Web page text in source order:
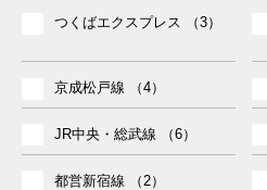
流山市（1）
つくばエクスプレス （3）
京成松戸線 （4）
JR中央・総武線 （6）
都営新宿線 （2）